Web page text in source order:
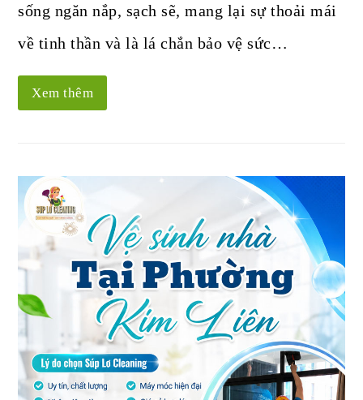
sống ngăn nắp, sạch sẽ, mang lại sự thoải mái
về tinh thần và là lá chắn bảo vệ sức…
Xem thêm